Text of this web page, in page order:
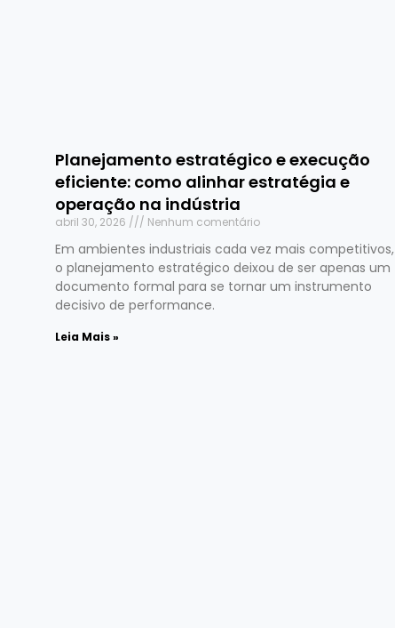
Planejamento estratégico e execução
eficiente: como alinhar estratégia e
operação na indústria
abril 30, 2026 Nenhum comentário
Em ambientes industriais cada vez mais competitivos,
o planejamento estratégico deixou de ser apenas um
documento formal para se tornar um instrumento
decisivo de performance.
Leia Mais »